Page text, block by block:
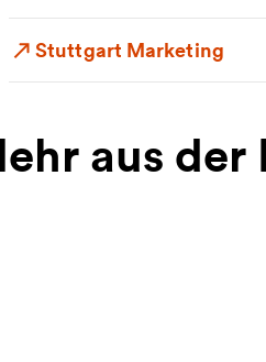
Stuttgart Marketing
aus der